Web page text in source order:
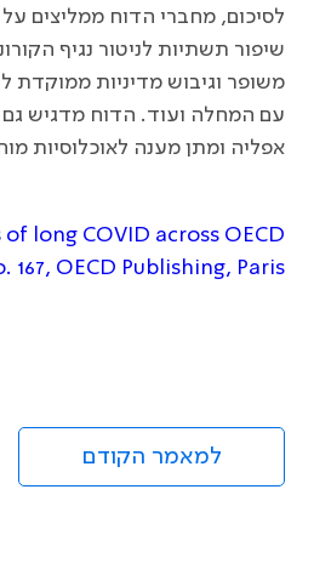
לסיכום, מחברי הדוח ממליצים
שיפור תשתיות לניטור נגיף
משופר וגיבוש מדיניות ממוקדת
עם המחלה ועוד. הדוח מדגיש גם
אפליה ומתן מענה לאוכלוסיות
long COVID across OECD
OECD Publishing, Paris
למאמר הקודם